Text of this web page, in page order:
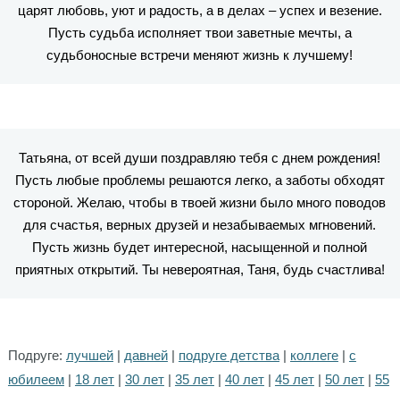
царят любовь, уют и радость, а в делах – успех и везение.
Пусть судьба исполняет твои заветные мечты, а
судьбоносные встречи меняют жизнь к лучшему!
Татьяна, от всей души поздравляю тебя с днем рождения!
Пусть любые проблемы решаются легко, а заботы обходят
стороной. Желаю, чтобы в твоей жизни было много поводов
для счастья, верных друзей и незабываемых мгновений.
Пусть жизнь будет интересной, насыщенной и полной
приятных открытий. Ты невероятная, Таня, будь счастлива!
Подруге: лучшей| давней| подруге детства| коллеге| с
юбилеем| 18 лет| 30 лет| 35 лет| 40 лет| 45 лет| 50 лет| 55